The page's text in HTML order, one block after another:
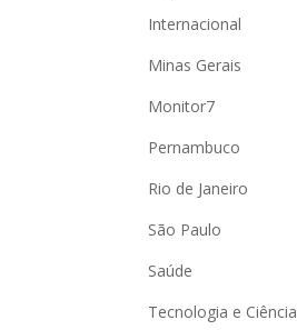
Internacional
Minas Gerais
Monitor7
Pernambuco
Rio de Janeiro
São Paulo
Saúde
Tecnologia e Ciência